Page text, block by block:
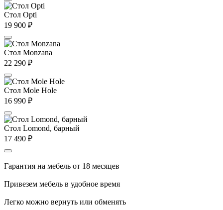
Стол Opti
19 900 ₽
Стол Monzana
22 290 ₽
Стол Mole Hole
16 990 ₽
Стол Lomond, барный
17 490 ₽
Гарантия на мебель от 18 месяцев
Привезем мебель в удобное время
Легко можно вернуть или обменять